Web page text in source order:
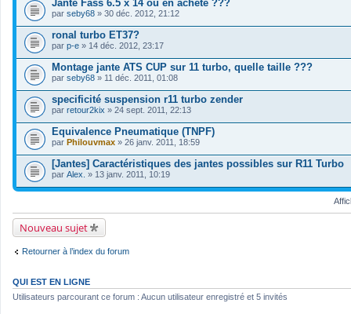
e
r
s
)
j
o
i
n
t
(
s
Jante Fass 6.5 x 14 ou en achete ???
par seby68 » 30 déc. 2012, 21:12
ronal turbo ET37?
par p-e » 14 déc. 2012, 23:17
Montage jante ATS CUP sur 11 turbo, quelle taille ???
par seby68 » 11 déc. 2011, 01:08
specificité suspension r11 turbo zender
par retour2kix » 24 sept. 2011, 22:13
Equivalence Pneumatique (TNPF)
par Philouvmax » 26 janv. 2011, 18:59
[Jantes] Caractéristiques des jantes possibles sur R11 Turbo
par Alex. » 13 janv. 2011, 10:19
Nouveau sujet
Retourner à l’index du forum
QUI EST EN LIGNE
Utilisateurs parcourant ce forum : Aucun utilisateur enregistré et 5 invités